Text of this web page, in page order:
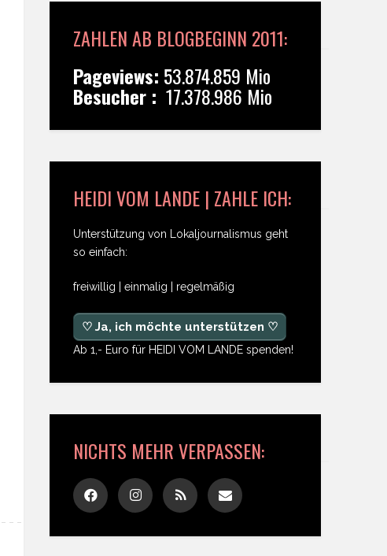
ZAHLEN AB BLOGBEGINN 2011:
Pageviews: 53.874.859 Mio
Besucher : 17.378.986 Mio
HEIDI VOM LANDE | ZAHLE ICH:
Unterstützung von Lokaljournalismus geht
so einfach:
freiwillig | einmalig | regelmäßig
♡ Ja, ich möchte unterstützen ♡
Ab 1,- Euro für HEIDI VOM LANDE spenden!
NICHTS MEHR VERPASSEN: